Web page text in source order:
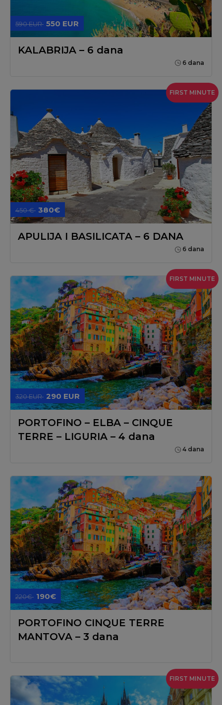
590 EUR 550 EUR
KALABRIJA – 6 dana
6 dana
FIRST MINUTE
450 € 380€
APULIJA I BASILICATA – 6 DANA
6 dana
FIRST MINUTE
320 EUR 290 EUR
PORTOFINO – ELBA – CINQUE
TERRE – LIGURIA – 4 dana
4 dana
220€ 190€
PORTOFINO CINQUE TERRE
MANTOVA – 3 dana
FIRST MINUTE